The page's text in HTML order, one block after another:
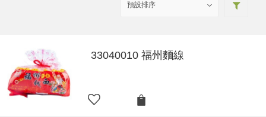
33040010 福州麵線